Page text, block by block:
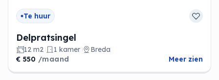
Te huur
Delpratsingel
12 m2 1 kamer
Breda
€ 550 /maand Meer zien